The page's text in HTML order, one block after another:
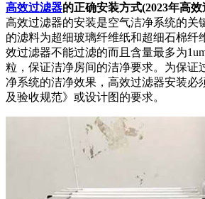
高效过滤器的正确安装方式(2023年高
高效过滤器的安装是空气洁净系统的关
的滤料为超细玻璃纤维纸和超细石棉纤
效过滤器不能过滤的而且含量最多为
粒，保证洁净房间的洁净要求。为保证
净系统的洁净效果，高效过滤器安装必
及验收规范》或设计图的要求。